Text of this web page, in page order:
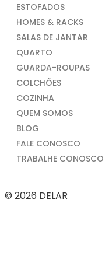
ESTOFADOS
HOMES & RACKS
SALAS DE JANTAR
QUARTO
GUARDA-ROUPAS
COLCHÕES
COZINHA
QUEM SOMOS
BLOG
FALE CONOSCO
TRABALHE CONOSCO
© 2026 DELAR